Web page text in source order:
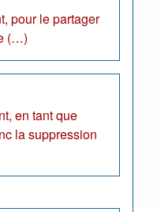
pour le partager
(…)
en tant que
la suppression